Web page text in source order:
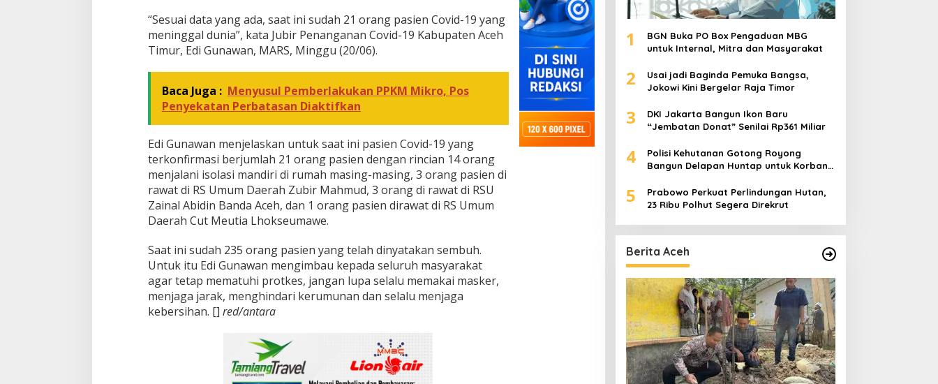
“Sesuai data yang ada, saat ini sudah 21 orang pasien Covid-19 yang
meninggal dunia”, kata Jubir Penanganan Covid-19 Kabupaten Aceh
Timur, Edi Gunawan, MARS, Minggu (20/06).
Baca Juga : Menyusul Pemberlakukan PPKM Mikro, Pos
Penyekatan Perbatasan Diaktifkan
Edi Gunawan menjelaskan untuk saat ini pasien Covid-19 yang
terkonfirmasi berjumlah 21 orang pasien dengan rincian 14 orang
menjalani isolasi mandiri di rumah masing-masing, 3 orang pasien di
rawat di RS Umum Daerah Zubir Mahmud, 3 orang di rawat di RSU
Zainal Abidin Banda Aceh, dan 1 orang pasien dirawat di RS Umum
Daerah Cut Meutia Lhokseumawe.
Saat ini sudah 235 orang pasien yang telah dinyatakan sembuh.
Untuk itu Edi Gunawan mengimbau kepada seluruh masyarakat
agar tetap mematuhi protkes, jangan lupa selalu memakai masker,
menjaga jarak, menghindari kerumunan dan selalu menjaga
kebersihan. [] red/antara
1
BGN Buka PO Box Pengaduan MBG
untuk Internal, Mitra dan Masyarakat
2
Usai jadi Baginda Pemuka Bangsa,
Jokowi Kini Bergelar Raja Timor
3
DKI Jakarta Bangun Ikon Baru
“Jembatan Donat” Senilai Rp361 Miliar
4
Polisi Kehutanan Gotong Royong
Bangun Delapan Huntap untuk Korban
5
Prabowo Perkuat Perlindungan Hutan,
23 Ribu Polhut Segera Direkrut
Berita Aceh